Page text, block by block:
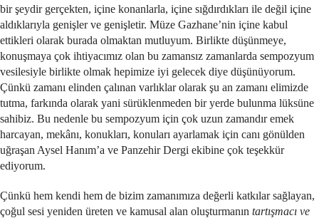
bir şeydir gerçekten, içine konanlarla, içine sığdırdıkları ile değil içine
aldıklarıyla genişler ve genişletir. Müze Gazhane’nin içine kabul
ettikleri olarak burada olmaktan mutluyum. Birlikte düşünmeye,
konuşmaya çok ihtiyacımız olan bu zamansız zamanlarda sempozyum
vesilesiyle birlikte olmak hepimize iyi gelecek diye düşünüyorum.
Çünkü zamanı elinden çalınan varlıklar olarak şu an zamanı elimizde
tutma, farkında olarak yani sürüklenmeden bir yerde bulunma lüksüne
sahibiz. Bu nedenle bu sempozyum için çok uzun zamandır emek
harcayan, mekânı, konukları, konuları ayarlamak için canı gönülden
uğraşan Aysel Hanım’a ve Panzehir Dergi ekibine çok teşekkür
ediyorum.
Çünkü hem kendi hem de bizim zamanımıza değerli katkılar sağlayan,
çoğul sesi yeniden üreten ve kamusal alan oluşturmanın tartışmacı ve